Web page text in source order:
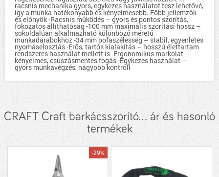
racsnis mechanika gyors, egykezes használatot tesz lehetővé,
így a munka hatékonyabb és kényelmesebb. Főbb jellemzők
és előnyök -Racsnis működés – gyors és pontos szorítás,
fokozatos állíthatóság -100 mm maximális szorítási hossz –
sokoldalúan alkalmazható különböző méretű
munkadarabokhoz -34 mm pofaszélesség – stabil, egyenletes
nyomáselosztás -Erős, tartós kialakítás – hosszú élettartam
rendszeres használat mellett is -Ergonomikus markolat –
kényelmes, csúszásmentes fogás -Egykezes használat –
gyors munkavégzés, nagyobb kontroll
CRAFT Craft barkácsszorító... ár és hasonló
termékek
-29%